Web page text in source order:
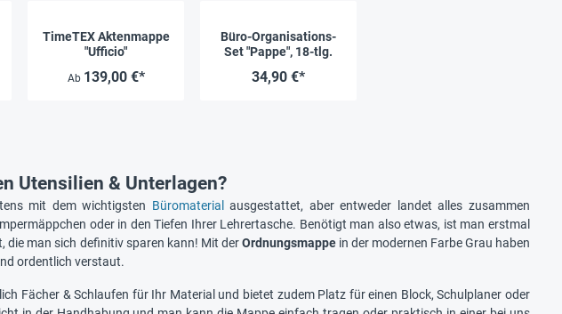
TimeTEX Aktenmappe
"Ufficio"
Ab 139,00 €*
Büro-Organisations-
Set "Pappe", 18-tlg.
34,90 €*
Utensilien & Unterlagen?
mit dem wichtigsten Büromaterial
ausgestattet, aber entweder landet alles zusammen
oder in den Tiefen Ihrer Lehrertasche. Benötigt man also etwas, ist man erstmal
die man sich definitiv sparen kann! Mit derOrdnungsmappein der modernen Farbe Grau haben
ordentlich verstaut.
Fächer & Schlaufen für Ihr Material und bietet zudem Platz für einen Block, Schulplaner oder